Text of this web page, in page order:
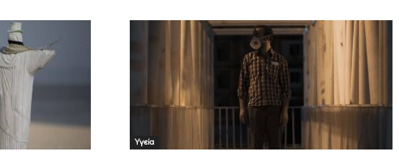
Υγεία